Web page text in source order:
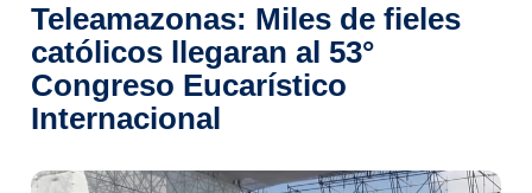
Teleamazonas: Miles de fieles
católicos llegaran al 53°
Congreso Eucarístico
Internacional